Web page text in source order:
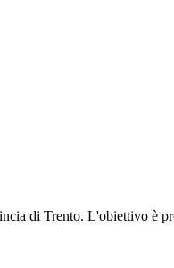
di Trento. L'obiettivo è